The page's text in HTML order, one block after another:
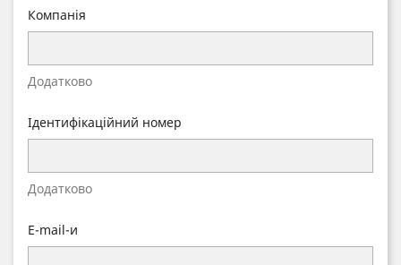
Компанія
Додатково
Ідентифікаційний номер
Додатково
E-mail-и